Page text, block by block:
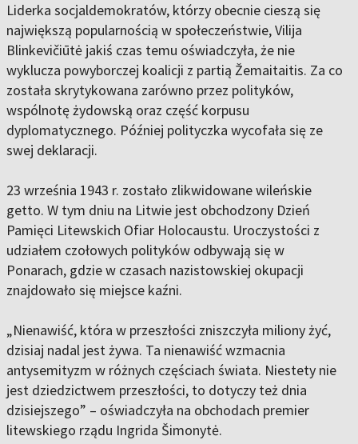
Liderka socjaldemokratów, którzy obecnie cieszą się
największą popularnością w społeczeństwie, Vilija
Blinkevičiūtė jakiś czas temu oświadczyła, że nie
wyklucza powyborczej koalicji z partią Žemaitaitis. Za co
została skrytykowana zarówno przez polityków,
wspólnotę żydowską oraz część korpusu
dyplomatycznego. Później polityczka wycofała się ze
swej deklaracji.
23 września 1943 r. zostało zlikwidowane wileńskie
getto. W tym dniu na Litwie jest obchodzony Dzień
Pamięci Litewskich Ofiar Holocaustu. Uroczystości z
udziałem czołowych polityków odbywają się w
Ponarach, gdzie w czasach nazistowskiej okupacji
znajdowało się miejsce kaźni.
„Nienawiść, która w przeszłości zniszczyła miliony żyć,
dzisiaj nadal jest żywa. Ta nienawiść wzmacnia
antysemityzm w różnych częściach świata. Niestety nie
jest dziedzictwem przeszłości, to dotyczy też dnia
dzisiejszego” – oświadczyła na obchodach premier
litewskiego rządu Ingrida Šimonytė.